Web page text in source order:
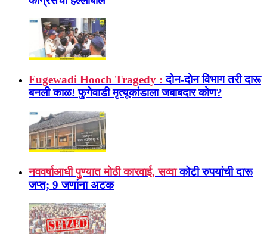
Fugewadi Hooch Tragedy : दोन-दोन विभाग तरी दारू
बनली काळ! फुगेवाडी मृत्यूकांडाला जबाबदार कोण?
नववर्षाआधी पुण्यात मोठी कारवाई, सव्वा कोटी रुपयांची दारू
जप्त; 9 जणांना अटक